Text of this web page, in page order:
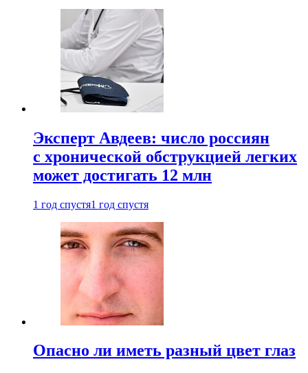
Эксперт Авдеев: число россиян
с хронической обструкцией легких
может достигать 12 млн
1 год спустя1 год спустя
Опасно ли иметь разный цвет глаз